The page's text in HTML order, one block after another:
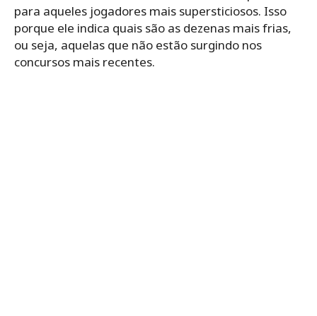
para aqueles jogadores mais supersticiosos. Isso
porque ele indica quais são as dezenas mais frias,
ou seja, aquelas que não estão surgindo nos
concursos mais recentes.